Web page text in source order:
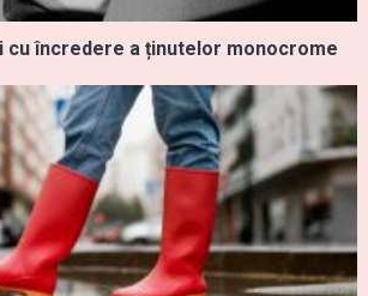
încredere a ținutelor monocrome